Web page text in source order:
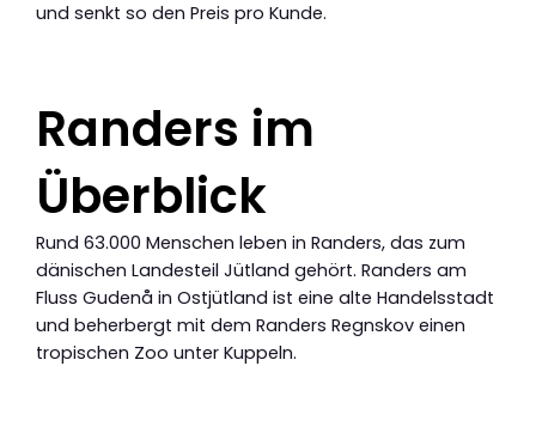
und senkt so den Preis pro Kunde.
Randers im
Überblick
Rund 63.000 Menschen leben in Randers, das zum
dänischen Landesteil Jütland gehört. Randers am
Fluss Gudenå in Ostjütland ist eine alte Handelsstadt
und beherbergt mit dem Randers Regnskov einen
tropischen Zoo unter Kuppeln.